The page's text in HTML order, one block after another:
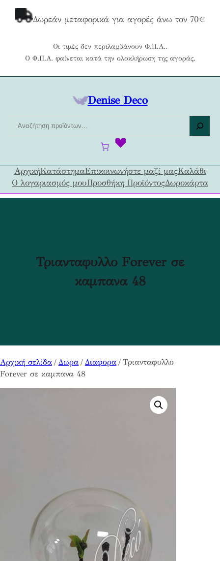
Δωρεάν μεταφορικά για αγορές άνω τον 70€
Οι τιμές δεν περιλαμβάνουν Φ.Π.Α..
Ο Φ.Π.Α. φαίνεται κατά την ολοκλήρωση της αγοράς.
Denise Deco
ή
τ
η
ΑρχικήΚατάστημαΕπικοινωνήστε μαζί μαςΚαλάθι
Ο λογαριασμός μουΠροσθήκη ΠροϊόντοςΔωροκάρτα
Τριανταφυλλο Forever σε
καμπανα 48
Αρχική σελίδα / Δωρα / Διαφορα / Τριανταφυλλο
Forever σε καμπανα 48